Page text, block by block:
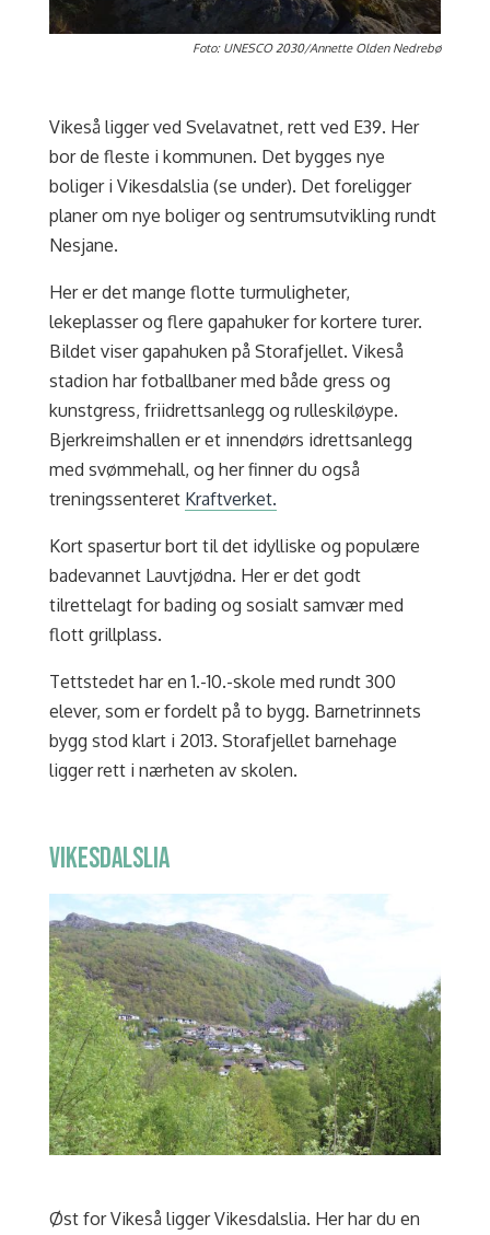
Foto: UNESCO 2030/Annette Olden Nedrebø
Vikeså ligger ved Svelavatnet, rett ved E39. Her
bor de fleste i kommunen. Det bygges nye
boliger i Vikesdalslia (se under). Det foreligger
planer om nye boliger og sentrumsutvikling rundt
Nesjane.
Her er det mange flotte turmuligheter,
lekeplasser og flere gapahuker for kortere turer.
Bildet viser gapahuken på Storafjellet. Vikeså
stadion har fotballbaner med både gress og
kunstgress, friidrettsanlegg og rulleskiløype.
Bjerkreimshallen er et innendørs idrettsanlegg
med svømmehall, og her finner du også
treningssenteret Kraftverket.
Kort spasertur bort til det idylliske og populære
badevannet Lauvtjødna. Her er det godt
tilrettelagt for bading og sosialt samvær med
flott grillplass.
Tettstedet har en 1.-10.-skole med rundt 300
elever, som er fordelt på to bygg. Barnetrinnets
bygg stod klart i 2013. Storafjellet barnehage
ligger rett i nærheten av skolen.
VIKESDALSLIA
Øst for Vikeså ligger Vikesdalslia. Her har du en